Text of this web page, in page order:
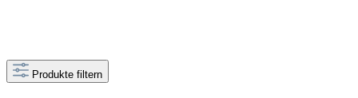
Produkte filtern